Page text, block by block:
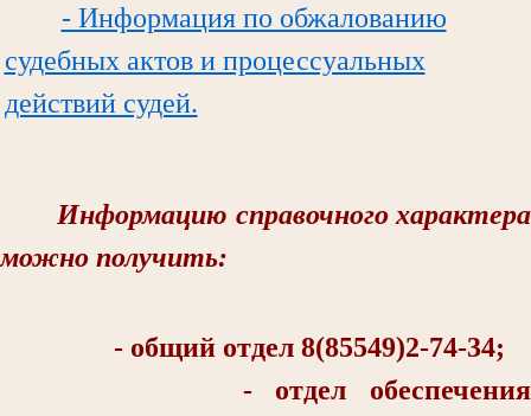
- Информация по обжалованию
судебных актов и процессуальных
действий судей.
Информацию справочного характера
можно получить:
- общий отдел 8(85549)2-74-34;
- отдел обеспечения